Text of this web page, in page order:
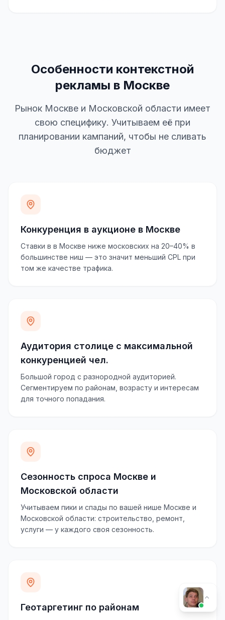
Особенности контекстной
рекламы в Москве
Рынок Москве и Московской области имеет
свою специфику. Учитываем её при
планировании кампаний, чтобы не сливать
бюджет
Конкуренция в аукционе в Москве
Ставки в в Москве ниже московских на 20–40% в
большинстве ниш — это значит меньший CPL при
том же качестве трафика.
Аудитория столице с максимальной
конкуренцией чел.
Большой город с разнородной аудиторией.
Сегментируем по районам, возрасту и интересам
для точного попадания.
Сезонность спроса Москве и
Московской области
Учитываем пики и спады по вашей нише Москве и
Московской области: строительство, ремонт,
услуги — у каждого своя сезонность.
Геотаргетинг по районам